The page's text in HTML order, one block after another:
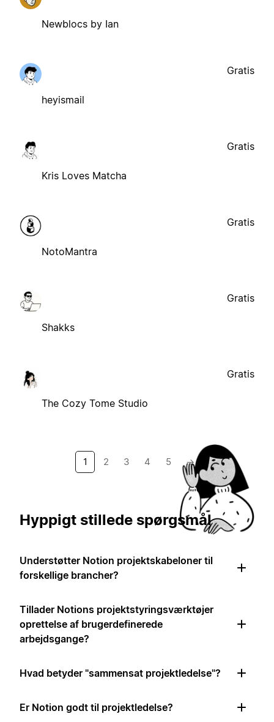
Newblocs by Ian
heyismail
Gratis
Kris Loves Matcha
Gratis
NotoMantra
Gratis
Shakks
Gratis
The Cozy Tome Studio
Gratis
1 2 3 4 5 →
Hyppigt stillede spørgsmål
Understøtter Notion projektskabeloner til
forskellige brancher?
Tillader Notions projektstyringsværktøjer
oprettelse af brugerdefinerede
arbejdsgange?
Hvad betyder "sammensat projektledelse"?
Er Notion godt til projektledelse?